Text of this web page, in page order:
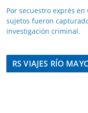
Por secuestro exprés
sujetos fueron
investigación criminal.
RS VIAJES RÍO